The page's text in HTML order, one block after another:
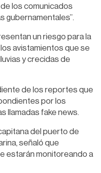
los comunicados
gubernamentales”.
un riesgo para la
avistamientos que se
y crecidas de
de los reportes que
por los
llamadas fake news.
del puerto de
señaló que
estarán monitoreando a